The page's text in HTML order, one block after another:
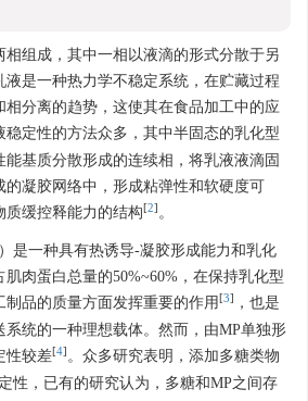
相组成，其中一相以液滴的形式分散于另
是一种热力学不稳定系统，在贮藏过程
相分离的趋势，这使其在食品加工中的应
稳定性的方法众多，其中半固态的乳化型
基质分散形成的连续相，将乳液液滴固
的凝胶网络中，形成粘弹性和软硬度可
质缓控释能力的结构[2] 。
是一种具有热诱导-凝胶形成能力和乳化
肉蛋白总量的50%~60%，在保持乳化型
品的质量方面发挥重要的作用 [3]
，也是
统的一种理想载体。然而，由MP单独形
性较差[4] 。众多研究表明，添加多糖类物
性，已有的研究认为，多糖和MP之间存